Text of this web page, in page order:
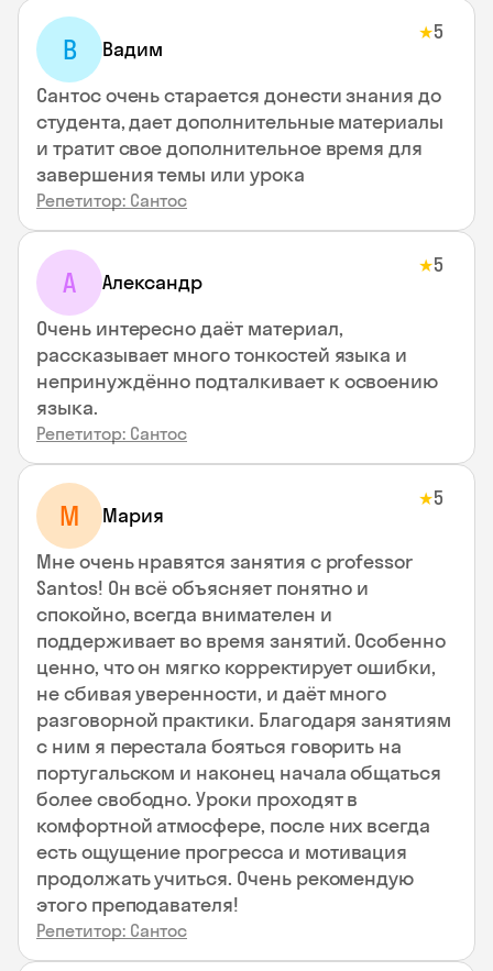
В Вадим
★5
Сантос очень старается донести знания до
студента, дает дополнительные материалы
и тратит свое дополнительное время для
завершения темы или урока
Репетитор: Сантос
А Александр
★5
Очень интересно даёт материал,
рассказывает много тонкостей языка и
непринуждённо подталкивает к освоению
языка.
Репетитор: Сантос
М Мария
★5
Мне очень нравятся занятия с professor
Santos! Он всё объясняет понятно и
спокойно, всегда внимателен и
поддерживает во время занятий. Особенно
ценно, что он мягко корректирует ошибки,
не сбивая уверенности, и даёт много
разговорной практики. Благодаря занятиям
с ним я перестала бояться говорить на
португальском и наконец начала общаться
более свободно. Уроки проходят в
комфортной атмосфере, после них всегда
есть ощущение прогресса и мотивация
продолжать учиться. Очень рекомендую
этого преподавателя!
Репетитор: Сантос